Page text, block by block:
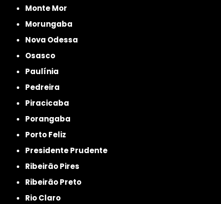
Monte Mor
Morungaba
Nova Odessa
Osasco
Paulínia
Pedreira
Piracicaba
Porangaba
Porto Feliz
Presidente Prudente
Ribeirão Pires
Ribeirão Preto
Rio Claro